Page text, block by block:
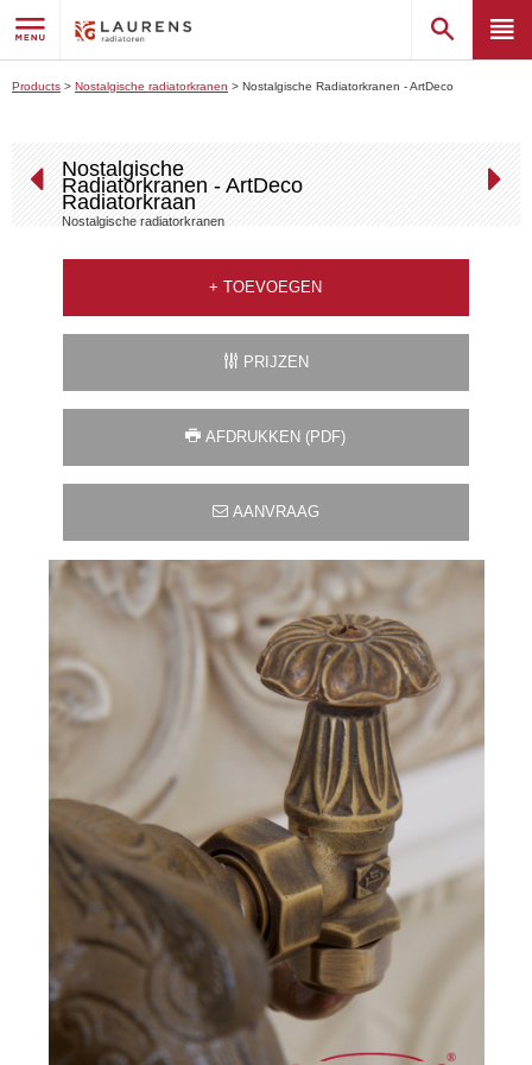
Products > Nostalgische radiatorkranen > Nostalgische Radiatorkranen - ArtDeco
Nostalgische
Radiatorkranen - ArtDeco
Radiatorkraan
Nostalgische radiatorkranen
+ TOEVOEGEN
PRIJZEN
AFDRUKKEN (PDF)
AANVRAAG